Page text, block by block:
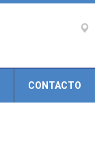
CONTACTO